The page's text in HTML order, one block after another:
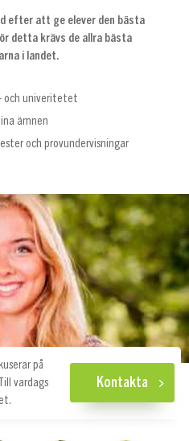
efter att ge elever den bästa
detta krävs de allra bästa
i landet.
och univeritetet
ämnen
och provundervisningar
på
vardags
Kontakta